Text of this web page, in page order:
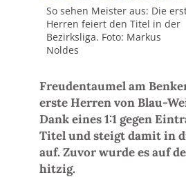
So sehen Meister aus: Die
Herren feiert den Titel in der
Bezirksliga. Foto: Markus
Noldes
Freudentaumel am
erste Herren von Blau-
Dank eines 1:1 gegen
Titel und steigt damit in
auf. Zuvor wurde es auf
hitzig.